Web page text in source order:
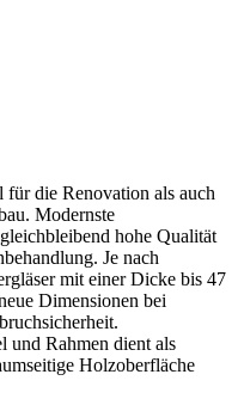
für die Renovation als auch
Modernste
hohe Qualität
Je nach
mit einer Dicke bis 47
Dimensionen bei
und Rahmen dient als
Holzoberfläche